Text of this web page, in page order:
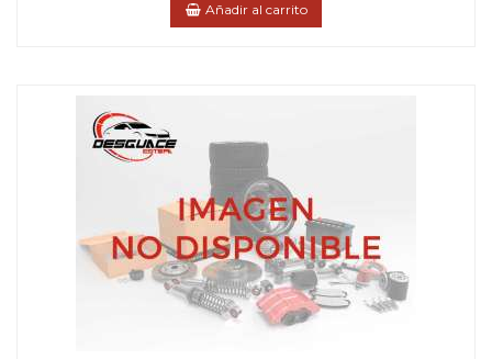
Añadir al carrito